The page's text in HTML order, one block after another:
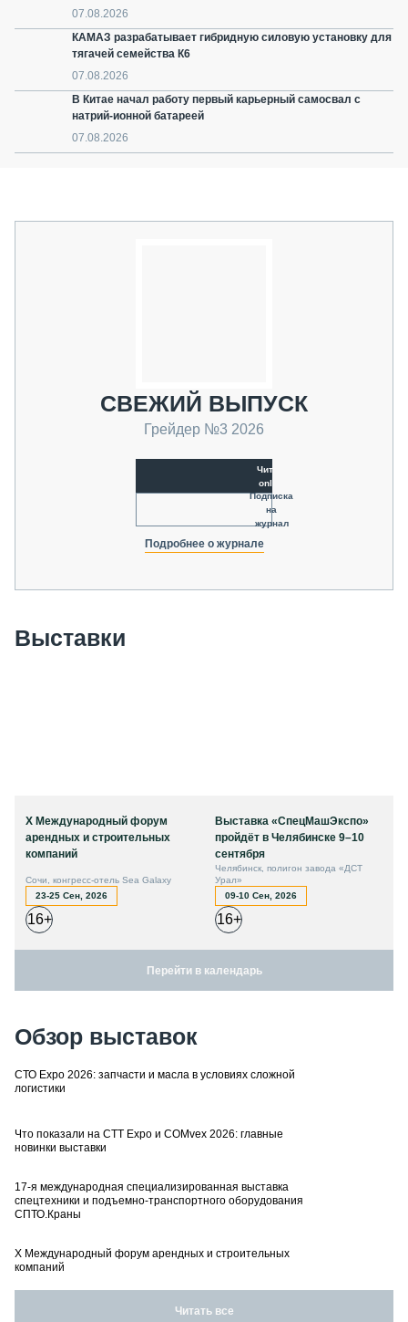
07.08.2026
КАМАЗ разрабатывает гибридную силовую установку для
тягачей семейства К6
07.08.2026
В Китае начал работу первый карьерный самосвал с
натрий-ионной батареей
07.08.2026
СВЕЖИЙ ВЫПУСК
Грейдер №3 2026
Читать
online
Подписка
на
журнал
Подробнее о журнале
Выставки
X Международный форум
арендных и строительных
компаний
Сочи, конгресс-отель Sea Galaxy
23-25 Сен, 2026
16+
Выставка «СпецМашЭкспо»
пройдёт в Челябинске 9–10
сентября
Челябинск, полигон завода «ДСТ
Урал»
09-10 Сен, 2026
16+
Перейти в календарь
Обзор выставок
СТО Expo 2026: запчасти и масла в условиях сложной
логистики
Что показали на CTT Expo и COMvex 2026: главные
новинки выставки
17-я международная специализированная выставка
спецтехники и подъемно-транспортного оборудования
СПТО.Краны
X Международный форум арендных и строительных
компаний
Читать все